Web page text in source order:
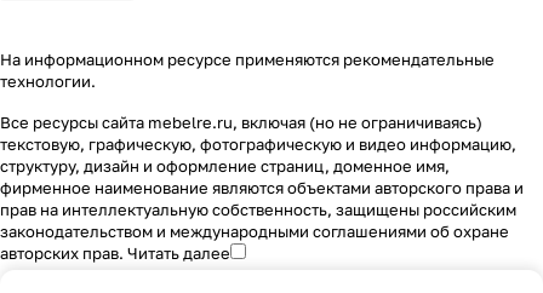
На информационном ресурсе применяются рекомендательные
технологии.
Все ресурсы сайта mebelre.ru, включая (но не ограничиваясь)
текстовую, графическую, фотографическую и видео информацию,
структуру, дизайн и оформление страниц, доменное имя,
фирменное наименование являются объектами авторского права и
прав на интеллектуальную собственность, защищены российским
законодательством и международными соглашениями об охране
авторских прав. Читать далее